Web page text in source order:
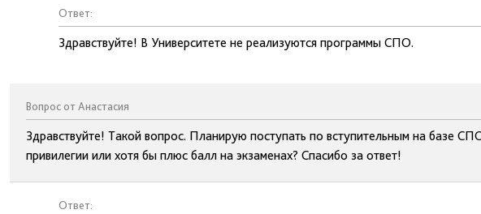
Ответ:
Здравствуйте! В Университете не реализуются программы СПО.
Вопрос от Анастасия
Здравствуйте! Такой вопрос. Планирую поступать по вступительным на базе
привилегии или хотя бы плюс балл на экзаменах? Спасибо за ответ!
Ответ: